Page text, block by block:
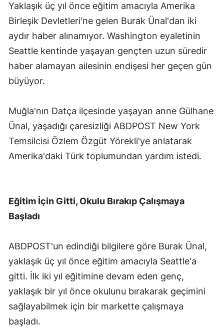
Yaklaşık üç yıl önce eğitim amacıyla Amerika
Birleşik Devletleri'ne gelen Burak Ünal'dan iki
aydır haber alınamıyor. Washington eyaletinin
Seattle kentinde yaşayan gençten uzun süredir
haber alamayan ailesinin endişesi her geçen gün
büyüyor.
Muğla'nın Datça ilçesinde yaşayan anne Gülhane
Ünal, yaşadığı çaresizliği ABDPOST New York
Temsilcisi Özlem Özgüt Yörekli'ye anlatarak
Amerika'daki Türk toplumundan yardım istedi.
Eğitim İçin Gitti, Okulu Bırakıp Çalışmaya
Başladı
ABDPOST'un edindiği bilgilere göre Burak Ünal,
yaklaşık üç yıl önce eğitim amacıyla Seattle'a
gitti. İlk iki yıl eğitimine devam eden genç,
yaklaşık bir yıl önce okulunu bırakarak geçimini
sağlayabilmek için bir markette çalışmaya
başladı.